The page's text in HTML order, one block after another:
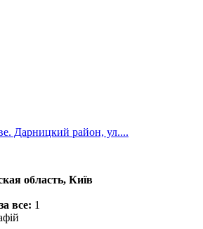
Дарницкий район, ул....
область, Київ
все: 1